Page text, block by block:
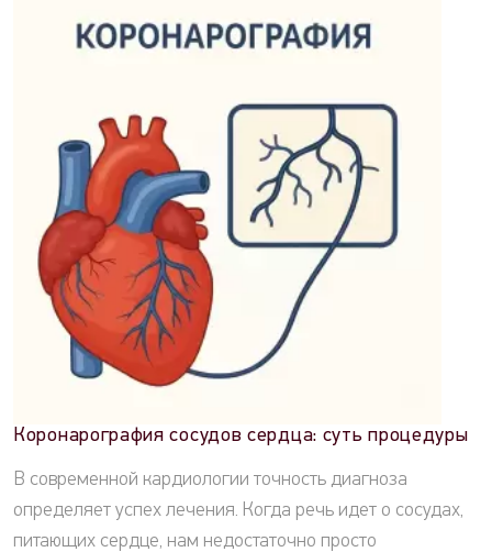
Коронарография сосудов сердца: суть процедуры
В современной кардиологии точность диагноза
определяет успех лечения. Когда речь идет о сосудах,
питающих сердце, нам недостаточно просто